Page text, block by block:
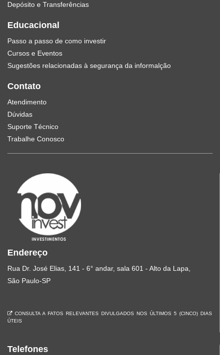
Depósito e Transferências
Educacional
Passo a passo de como investir
Cursos e Eventos
Sugestões relacionadas à segurança da informalção
Contato
Atendimento
Dúvidas
Suporte Técnico
Trabalhe Conosco
Endereço
Rua Dr. José Elias, 141 - 6° andar, sala 601 - Alto da Lapa,
São Paulo-SP
CONSULTA A FATOS RELEVANTES DIVULGADOS NOS ÚLTIMOS 5 (CINCO) DIAS
ÚTEIS
Telefones